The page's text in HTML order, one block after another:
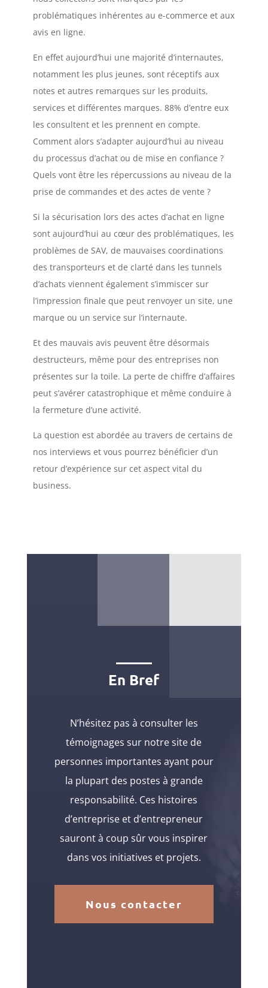
problématiques inhérentes au e-commerce et aux
avis en ligne.
En effet aujourd’hui une majorité d’internautes,
notamment les plus jeunes, sont réceptifs aux
notes et autres remarques sur les produits,
services et différentes marques. 88% d’entre eux
les consultent et les prennent en compte.
Comment alors s’adapter aujourd’hui au niveau
du processus d’achat ou de mise en confiance ?
Quels vont être les répercussions au niveau de la
prise de commandes et des actes de vente ?
Si la sécurisation lors des actes d’achat en ligne
sont aujourd’hui au cœur des problématiques, les
problèmes de SAV, de mauvaises coordinations
des transporteurs et de clarté dans les tunnels
d’achats viennent également s’immiscer sur
l’impression finale que peut renvoyer un site, une
marque ou un service sur l’internaute.
Et des mauvais avis peuvent être désormais
destructeurs, même pour des entreprises non
présentes sur la toile. La perte de chiffre d’affaires
peut s’avérer catastrophique et même conduire à
la fermeture d’une activité.
La question est abordée au travers de certains de
nos interviews et vous pourrez bénéficier d’un
retour d’expérience sur cet aspect vital du
business.
En Bref
N’hésitez pas à consulter les
témoignages sur notre site de
personnes importantes ayant pour
la plupart des postes à grande
responsabilité. Ces histoires
d’entreprise et d’entrepreneur
sauront à coup sûr vous inspirer
dans vos initiatives et projets.
Nous contacter